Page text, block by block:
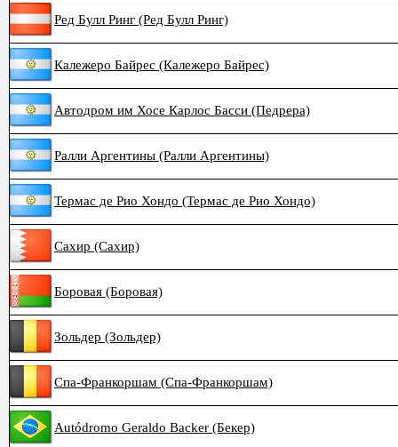
Ред Булл Ринг (Ред Булл Ринг)
Калежеро Байрес (Калежеро Байрес)
Автодром им Хосе Карлос Басси (Педрера)
Ралли Аргентины (Ралли Аргентины)
Термас де Рио Хондо (Термас де Рио Хондо)
Сахир (Сахир)
Боровая (Боровая)
Зольдер (Зольдер)
Спа-Франкоршам (Спа-Франкоршам)
Autódromo Geraldo Backer (Бекер)